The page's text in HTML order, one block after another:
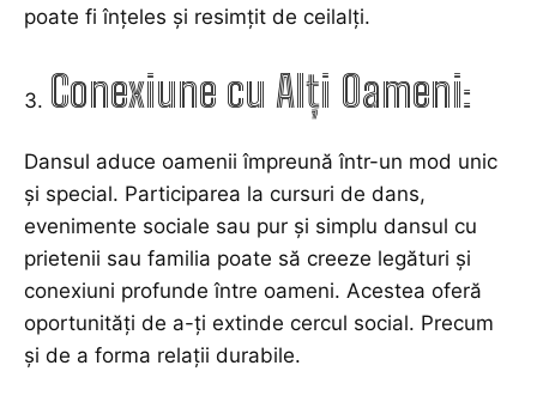
poate fi înțeles și resimțit de ceilalți.
Conexiune cu Alți Oameni:
Dansul aduce oamenii împreună într-un mod unic
și special. Participarea la cursuri de dans,
evenimente sociale sau pur și simplu dansul cu
prietenii sau familia poate să creeze legături și
conexiuni profunde între oameni. Acestea oferă
oportunități de a-ți extinde cercul social. Precum
și de a forma relații durabile.